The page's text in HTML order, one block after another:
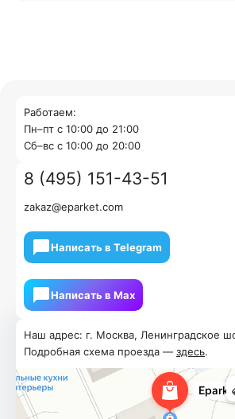
Наш адрес: г. Москва, Ленинградское
Подробная схема проезда — здесь.
Работаем:
Пн–пт с 10:00 до 21:00
Cб–вс с 10:00 до 20:00
8 (495) 151-43-51
zakaz@eparket.com
Написать в Telegram
Написать в Мах